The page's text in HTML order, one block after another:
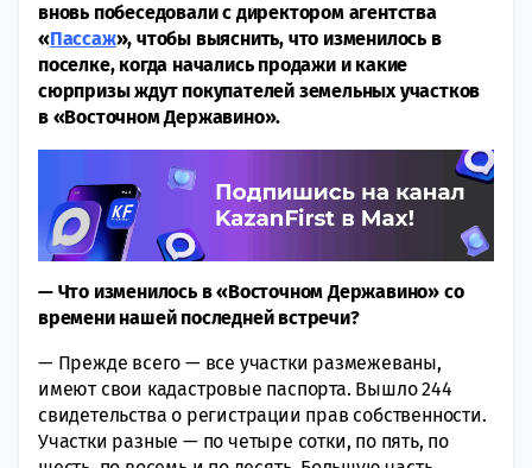
вновь побеседовали с директором агентства
«Пассаж», чтобы выяснить, что изменилось в
поселке, когда начались продажи и какие
сюрпризы ждут покупателей земельных участков
в «Восточном Державино».
— Что изменилось в «Восточном Державино» со
времени нашей последней встречи?
— Прежде всего — все участки размежеваны,
имеют свои кадастровые паспорта. Вышло 244
свидетельства о регистрации прав собственности.
Участки разные — по четыре сотки, по пять, по